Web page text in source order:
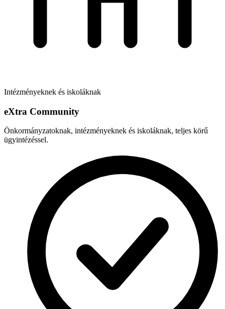
Intézményeknek és iskoláknak
eXtra Community
Önkormányzatoknak, intézményeknek és iskoláknak, teljes körű
ügyintézéssel.